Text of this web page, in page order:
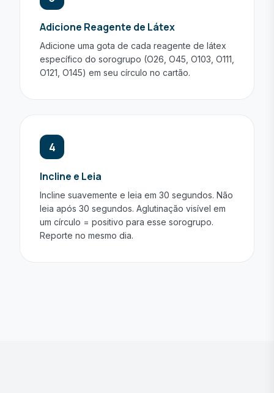
Adicione Reagente de Látex
Adicione uma gota de cada reagente de látex
específico do sorogrupo (O26, O45, O103, O111,
O121, O145) em seu círculo no cartão.
4
Incline e Leia
Incline suavemente e leia em 30 segundos. Não
leia após 30 segundos. Aglutinação visível em
um círculo = positivo para esse sorogrupo.
Reporte no mesmo dia.